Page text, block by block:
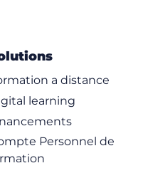
a distance
learning
Personnel de